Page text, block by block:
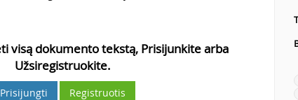
visą dokumento tekstą, Prisijunkite arba
Užsiregistruokite.
Prisijungti Registruotis